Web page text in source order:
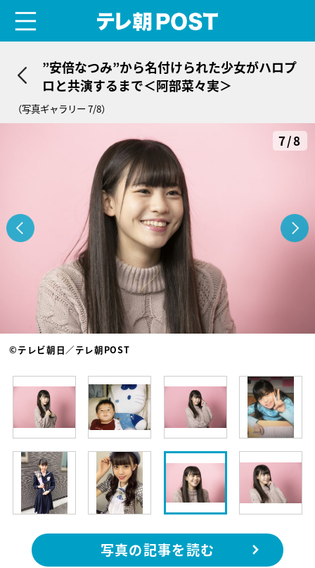
”安倍なつみ”から名付けられた少女がハロプ
ロと共演するまで＜阿部菜々実＞
（写真ギャラリー 7/8）
7/8
©テレビ朝日／テレ朝POST
写真の記事を読む